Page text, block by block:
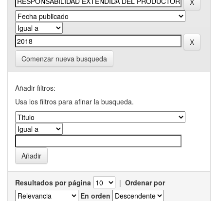
Comenzar nueva busqueda
Añadir filtros:
Usa los filtros para afinar la busqueda.
Resultados por página | Ordenar por
En orden